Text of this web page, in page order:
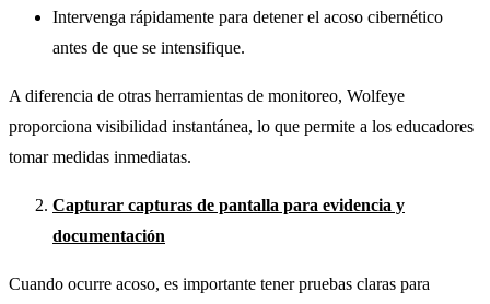
Intervenga rápidamente para detener el acoso cibernético
antes de que se intensifique.
A diferencia de otras herramientas de monitoreo, Wolfeye
proporciona visibilidad instantánea, lo que permite a los educadores
tomar medidas inmediatas.
Capturar capturas de pantalla para evidencia y
documentación
Cuando ocurre acoso, es importante tener pruebas claras para